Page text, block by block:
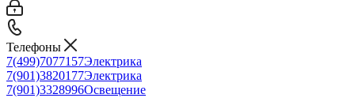
Телефоны
7(499)7077157Электрика
7(901)3820177Электрика
7(901)3328996Освещение